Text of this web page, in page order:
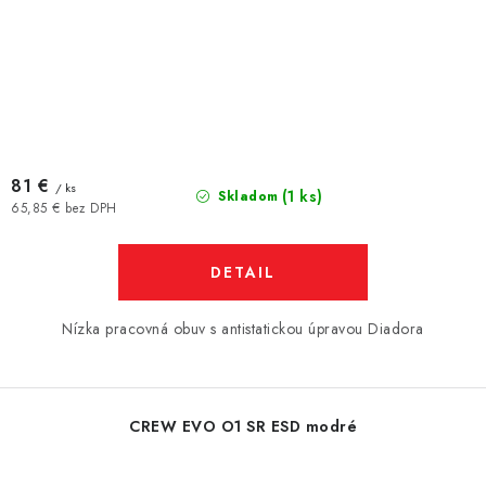
Skladom (1 ks)
65,85 € bez DPH
81 € / ks
DETAIL
Nízka pracovná obuv s antistatickou úpravou Diadora
CREW EVO O1 SR ESD modré